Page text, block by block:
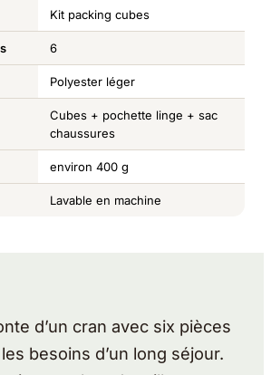
Kit packing cubes
6
Polyester léger
Cubes + pochette linge + sac
chaussures
environ 400 g
Lavable en machine
d’un cran avec six pièces
besoins d’un long séjour.